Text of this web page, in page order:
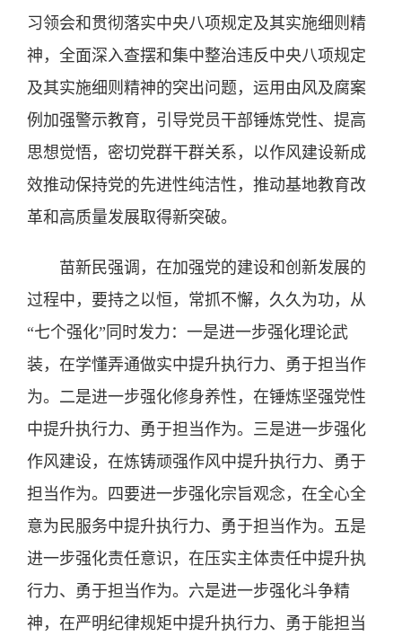
习领会和贯彻落实中央八项规定及其实施细则精
神，全面深入查摆和集中整治违反中央八项规定
及其实施细则精神的突出问题，运用由风及腐案
例加强警示教育，引导党员干部锤炼党性、提高
思想觉悟，密切党群干群关系，以作风建设新成
效推动保持党的先进性纯洁性，推动基地教育改
革和高质量发展取得新突破。
苗新民强调，在加强党的建设和创新发展的
过程中，要持之以恒，常抓不懈，久久为功，从
“七个强化”同时发力：一是进一步强化理论武
装，在学懂弄通做实中提升执行力、勇于担当作
为。二是进一步强化修身养性，在锤炼坚强党性
中提升执行力、勇于担当作为。三是进一步强化
作风建设，在炼铸顽强作风中提升执行力、勇于
担当作为。四要进一步强化宗旨观念，在全心全
意为民服务中提升执行力、勇于担当作为。五是
进一步强化责任意识，在压实主体责任中提升执
行力、勇于担当作为。六是进一步强化斗争精
神，在严明纪律规矩中提升执行力、勇于能担当